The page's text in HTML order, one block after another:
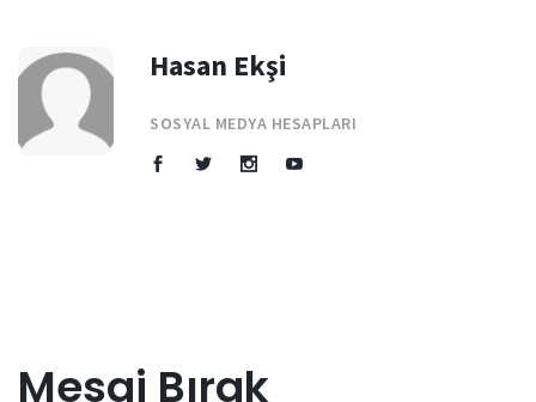
Hasan Ekşi
SOSYAL MEDYA HESAPLARI
Mesaj Bırak